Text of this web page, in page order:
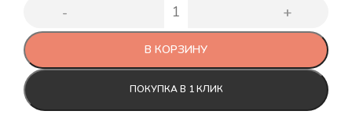
В КОРЗИНУ
ПОКУПКА В 1 КЛИК